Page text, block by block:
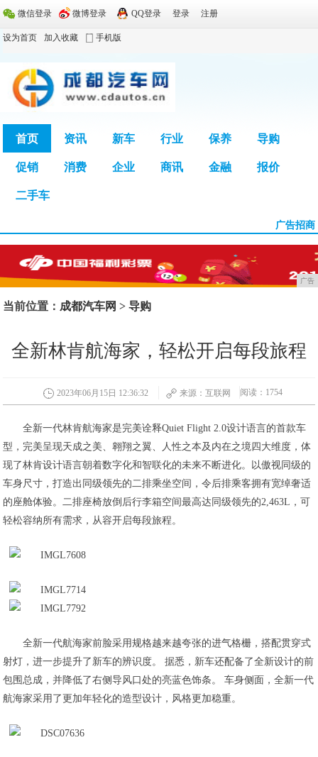
微信登录 微博登录 QQ登录 登录 注册
设为首页 加入收藏 手机版
首页 资讯 新车 行业 保养 导购
促销 消费 企业 商讯 金融 报价
二手车
广告招商
广告
当前位置： 成都汽车网 >导购
全新林肯航海家，轻松开启每段旅程
2023年06月15日 12:36:32 来源：互联网 阅读：1754
全新一代林肯航海家是完美诠释Quiet Flight 2.0设计语言的首款车
型，完美呈现天成之美、翱翔之翼、人性之本及内在之境四大维度，体
现了林肯设计语言朝着数字化和智联化的未来不断进化。以傲视同级的
车身尺寸，打造出同级领先的二排乘坐空间，令后排乘客拥有宽绰奢适
的座舱体验。二排座椅放倒后行李箱空间最高达同级领先的2,463L，可
轻松容纳所有需求，从容开启每段旅程。
全新一代航海家前脸采用规格越来越夸张的进气格栅，搭配贯穿式
射灯，进一步提升了新车的辨识度。 据悉，新车还配备了全新设计的前
包围总成，并降低了右侧导风口处的亮蓝色饰条。 车身侧面，全新一代
航海家采用了更加年轻化的造型设计，风格更加稳重。